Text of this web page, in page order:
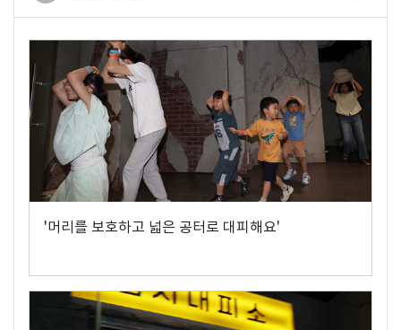
'머리를 보호하고 넓은 공터로 대피해요'